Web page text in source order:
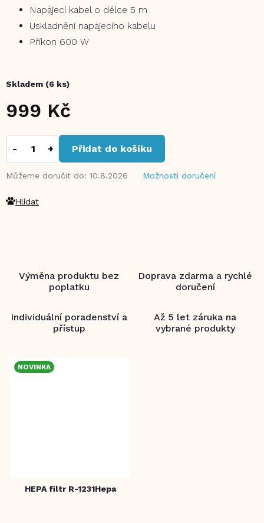
999 Kč
Skladem (6 ks)
Můžeme doručit do: 10.8.2026 Možnosti doručení
Přidat do košíku
Napájecí kabel o délce 5 m
Uskladnění napájecího kabelu
Příkon 600 W
Hlídat
Výměna produktu bez
poplatku
Doprava zdarma a rychlé
doručení
Individuální poradenství a
přístup
Až 5 let záruka na
vybrané produkty
NOVINKA
HEPA filtr R-1231Hepa